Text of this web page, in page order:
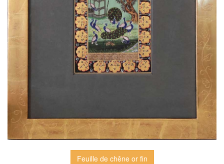
Feuille de chêne or fin